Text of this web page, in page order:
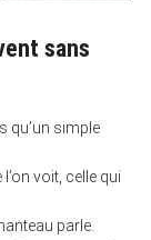
sans
qu’un simple
voit, celle qui
parle.